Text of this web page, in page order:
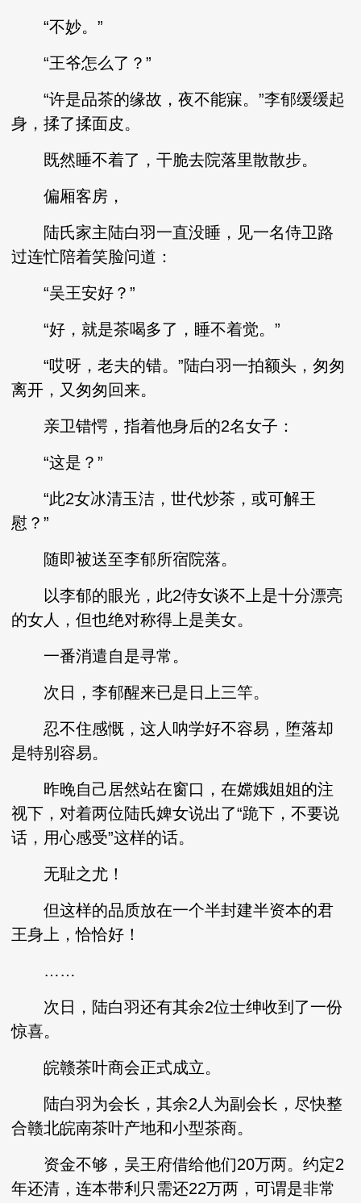
“不妙。”
“王爷怎么了？”
“许是品茶的缘故，夜不能寐。”李郁缓缓起
身，揉了揉面皮。
既然睡不着了，干脆去院落里散散步。
偏厢客房，
陆氏家主陆白羽一直没睡，见一名侍卫路
过连忙陪着笑脸问道：
“吴王安好？”
“好，就是茶喝多了，睡不着觉。”
“哎呀，老夫的错。”陆白羽一拍额头，匆匆
离开，又匆匆回来。
亲卫错愕，指着他身后的2名女子：
“这是？”
“此2女冰清玉洁，世代炒茶，或可解王
慰？”
随即被送至李郁所宿院落。
以李郁的眼光，此2侍女谈不上是十分漂亮
的女人，但也绝对称得上是美女。
一番消遣自是寻常。
次日，李郁醒来已是日上三竿。
忍不住感慨，这人呐学好不容易，堕落却
是特别容易。
昨晚自己居然站在窗口，在嫦娥姐姐的注
视下，对着两位陆氏婢女说出了“跪下，不要说
话，用心感受”这样的话。
无耻之尤！
但这样的品质放在一个半封建半资本的君
王身上，恰恰好！
……
次日，陆白羽还有其余2位士绅收到了一份
惊喜。
皖赣茶叶商会正式成立。
陆白羽为会长，其余2人为副会长，尽快整
合赣北皖南茶叶产地和小型茶商。
资金不够，吴王府借给他们20万两。约定2
年还清，连本带利只需还22万两，可谓是非常